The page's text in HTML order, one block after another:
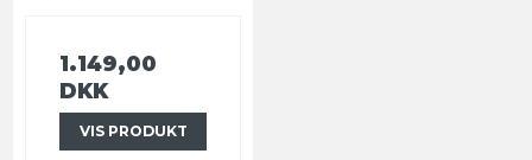
1.149,00
DKK
VIS PRODUKT